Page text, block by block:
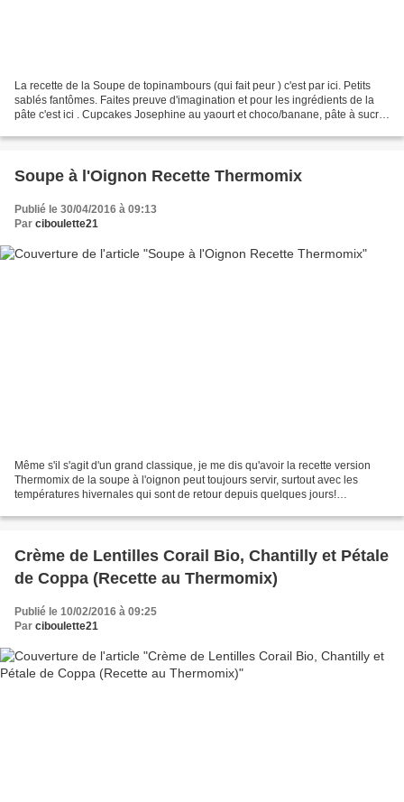
La recette de la Soupe de topinambours (qui fait peur ) c'est par ici. Petits
sablés fantômes. Faites preuve d'imagination et pour les ingrédients de la
pâte c'est ici . Cupcakes Josephine au yaourt et choco/banane, pâte à sucre
Soupe à l'Oignon Recette Thermomix
Publié le 30/04/2016 à 09:13
Par ciboulette21
Même s'il s'agit d'un grand classique, je me dis qu'avoir la recette version
Thermomix de la soupe à l'oignon peut toujours servir, surtout avec les
températures hivernales qui sont de retour depuis quelques jours!
Crème de Lentilles Corail Bio, Chantilly et Pétale
de Coppa (Recette au Thermomix)
Publié le 10/02/2016 à 09:25
Par ciboulette21